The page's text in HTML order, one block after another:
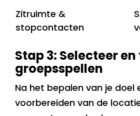
Zitruimte &
stopcontacten
Stap 3: Selecteer
groepsspellen
Na het bepalen van je doel
voorbereiden van de